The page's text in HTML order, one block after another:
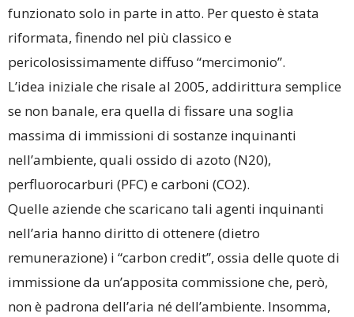
funzionato solo in parte in atto. Per questo è stata
riformata, finendo nel più classico e
pericolosissimamente diffuso “mercimonio”.
L’idea iniziale che risale al 2005, addirittura semplice
se non banale, era quella di fissare una soglia
massima di immissioni di sostanze inquinanti
nell’ambiente, quali ossido di azoto (N20),
perfluorocarburi (PFC) e carboni (CO2).
Quelle aziende che scaricano tali agenti inquinanti
nell’aria hanno diritto di ottenere (dietro
remunerazione) i “carbon credit”, ossia delle quote di
immissione da un’apposita commissione che, però,
non è padrona dell’aria né dell’ambiente. Insomma,